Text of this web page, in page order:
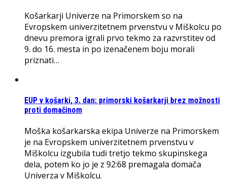
Košarkarji Univerze na Primorskem so na
Evropskem univerzitetnem prvenstvu v Miškolcu po
dnevu premora igrali prvo tekmo za razvrstitev od
9. do 16. mesta in po izenačenem boju morali
priznati…
EUP v košarki, 3. dan: primorski košarkarji brez možnosti
proti domačinom
Moška košarkarska ekipa Univerze na Primorskem
je na Evropskem univerzitetnem prvenstvu v
Miškolcu izgubila tudi tretjo tekmo skupinskega
dela, potem ko jo je z 92:68 premagala domača
Univerza v Miškolcu.